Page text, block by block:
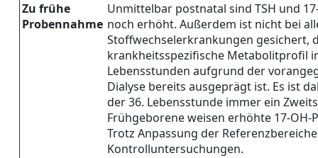
Zu frühe
Probennahme
Unmittelbar postnatal sind TSH und
noch erhöht. Außerdem ist nicht bei
Stoffwechselerkrankungen gesichert,
krankheitsspezifische Metabolitprofil
Lebensstunden aufgrund der
Dialyse bereits ausgeprägt ist. Es ist
der 36. Lebensstunde immer ein
Frühgeborene weisen erhöhte 17-
Trotz Anpassung der
Kontrolluntersuchungen.